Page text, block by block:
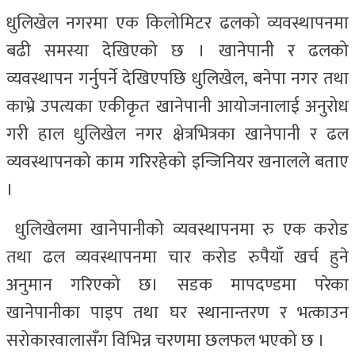
धुलिखेल नगरमा एक किलोमिटर ढलको व्यवस्थापनमा
बढी समस्या देखिएको छ । खानेपानी र ढलको
व्यवस्थापन गर्नुपर्ने देखिएपछि धुलिखेल, बनेपा नगर तथा
काभ्रे उपत्यका एकीकृत खानेपानी आयोजनालाई अनुरोध
गरी हाल धुलिखेल नगर क्षेत्रभित्रका खानेपानी र ढल
व्यवस्थापनको काम गरिरहेको इन्जिनियर खनालले बताए
।
धुलिखेलमा खानेपानीको व्यवस्थापनमा रु एक करोड
तथा ढल व्यवस्थापनमा चार करोड रुपैयाँ खर्च हुने
अनुमान गरिएको छ। सडक मापदण्डमा परेका
खानेपानीका पाइप तथा घर स्थानान्तरण र भत्काउन
सरोकारवालासँग विभिन्न चरणमा छलफल भएको छ ।